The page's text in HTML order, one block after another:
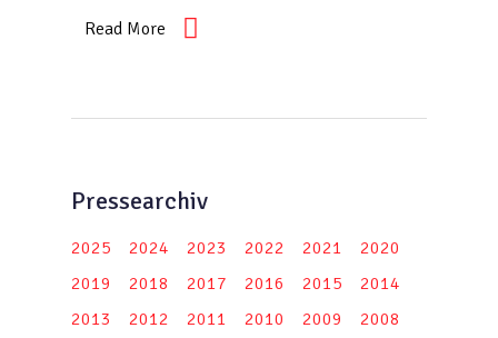
Read More
Pressearchiv
2025 2024 2023 2022 2021
2020
2019
2018 2017 2016 2015
2014
2013
2012 2011 2010 2009
2008